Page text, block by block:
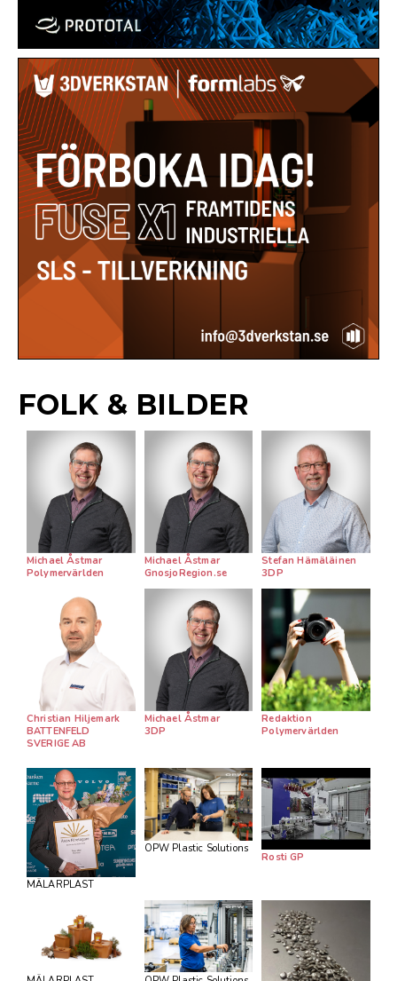
FOLK & BILDER
Michael Åstmar
Polymervärlden
Michael Åstmar
GnosjoRegion.se
Stefan Hämäläinen
3DP
Christian Hiljemark
BATTENFELD
SVERIGE AB
Michael Åstmar
3DP
Redaktion
Polymervärlden
MÄLARPLAST
OPW Plastic Solutions
Rosti GP